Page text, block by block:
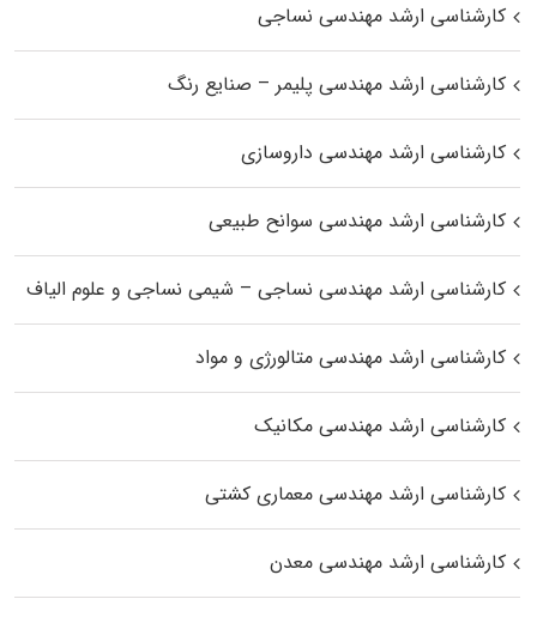
کارشناسی ارشد مهندسی نساجی
کارشناسی ارشد مهندسی پلیمر – صنایع رنگ
کارشناسی ارشد مهندسی داروسازی
کارشناسی ارشد مهندسی سوانح طبیعی
کارشناسی ارشد مهندسی نساجی – شیمی نساجی و علوم الیاف
کارشناسی ارشد مهندسی متالورژی و مواد
کارشناسی ارشد مهندسی مکانیک
کارشناسی ارشد مهندسی معماری کشتی
کارشناسی ارشد مهندسی معدن